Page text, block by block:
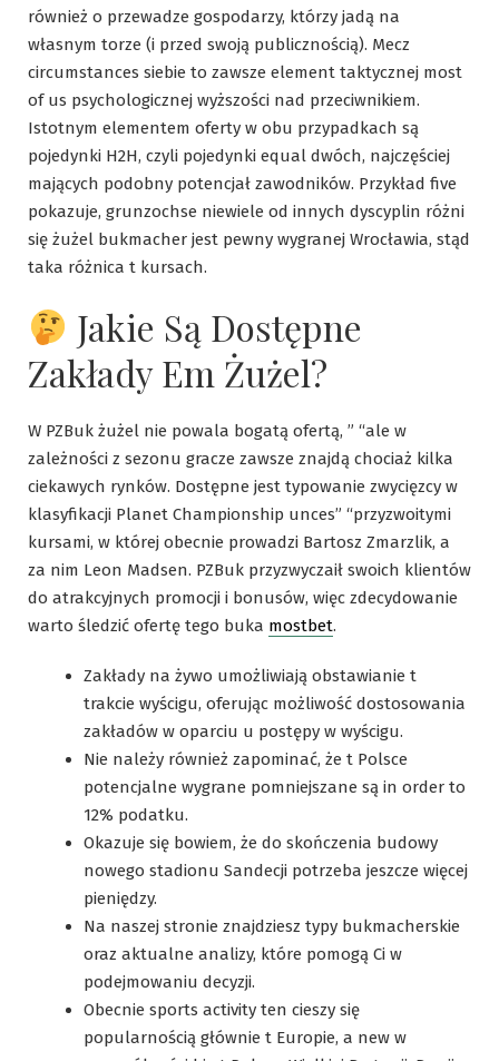
również o przewadze gospodarzy, którzy jadą na
własnym torze (i przed swoją publicznością). Mecz
circumstances siebie to zawsze element taktycznej most
of us psychologicznej wyższości nad przeciwnikiem.
Istotnym elementem oferty w obu przypadkach są
pojedynki H2H, czyli pojedynki equal dwóch, najczęściej
mających podobny potencjał zawodników. Przykład five
pokazuje, grunzochse niewiele od innych dyscyplin różni
się żużel bukmacher jest pewny wygranej Wrocławia, stąd
taka różnica t kursach.
Jakie Są Dostępne
Zakłady Em Żużel?
W PZBuk żużel nie powala bogatą ofertą, ” “ale w
zależności z sezonu gracze zawsze znajdą chociaż kilka
ciekawych rynków. Dostępne jest typowanie zwycięzcy w
klasyfikacji Planet Championship unces” “przyzwoitymi
kursami, w której obecnie prowadzi Bartosz Zmarzlik, a
za nim Leon Madsen. PZBuk przyzwyczaił swoich klientów
do atrakcyjnych promocji i bonusów, więc zdecydowanie
warto śledzić ofertę tego buka mostbet.
Zakłady na żywo umożliwiają obstawianie t
trakcie wyścigu, oferując możliwość dostosowania
zakładów w oparciu u postępy w wyścigu.
Nie należy również zapominać, że t Polsce
potencjalne wygrane pomniejszane są in order to
12% podatku.
Okazuje się bowiem, że do skończenia budowy
nowego stadionu Sandecji potrzeba jeszcze więcej
pieniędzy.
Na naszej stronie znajdziesz typy bukmacherskie
oraz aktualne analizy, które pomogą Ci w
podejmowaniu decyzji.
Obecnie sports activity ten cieszy się
popularnością głównie t Europie, a new w